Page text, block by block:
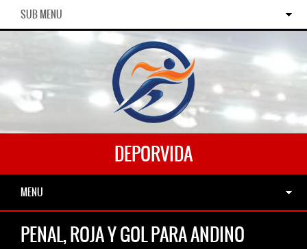
SUB MENU
DEPORVIDA
MENU
PENAL, ROJA Y GOL PARA ANDINO